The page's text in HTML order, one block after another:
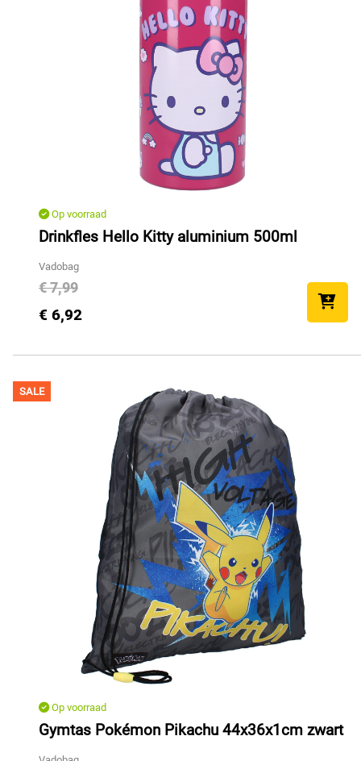
Op voorraad
Drinkfles Hello Kitty aluminium 500ml
Vadobag
€ 7,99
€ 6,92
SALE
Op voorraad
Gymtas Pokémon Pikachu 44x36x1cm zwart